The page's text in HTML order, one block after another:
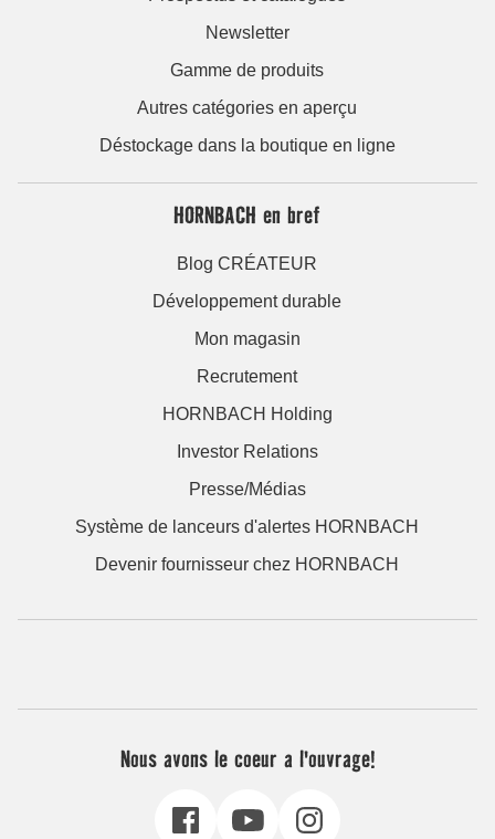
Newsletter
Gamme de produits
Autres catégories en aperçu
Déstockage dans la boutique en ligne
HORNBACH en bref
Blog CRÉATEUR
Développement durable
Mon magasin
Recrutement
HORNBACH Holding
Investor Relations
Presse/Médias
Système de lanceurs d'alertes HORNBACH
Devenir fournisseur chez HORNBACH
Nous avons le coeur a l'ouvrage!